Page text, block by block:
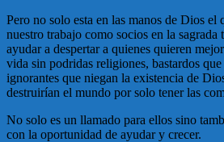
Pero no solo esta en las manos de Dios el
nuestro trabajo como socios en la sagrada
ayudar a despertar a quienes quieren
vida sin podridas religiones, bastardos
ignorantes que niegan la existencia de
destruirían el mundo por solo tener las
No solo es un llamado para ellos sino
con la oportunidad de ayudar y crecer.